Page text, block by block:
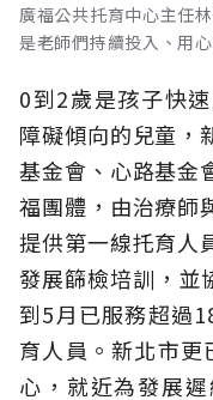
廣福公共托育中心主任
是老師們持續投入、用
0到2歲是孩子快
障礙傾向的兒童，
基金會、心路基金
福團體，由治療師
提供第一線托育人
發展篩檢培訓，並
到5月已服務超過
育人員。新北市
心，就近為發展